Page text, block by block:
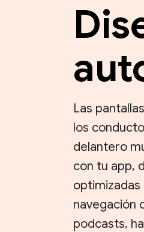
Las
los
delantero
con tu app,
optimizadas
navegación
podcasts,